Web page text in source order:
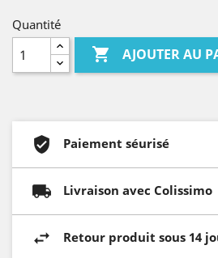
Quantité
 AJOUTER AU
Paiement séurisé
Livraison avec Colissimo
Retour produit sous 14